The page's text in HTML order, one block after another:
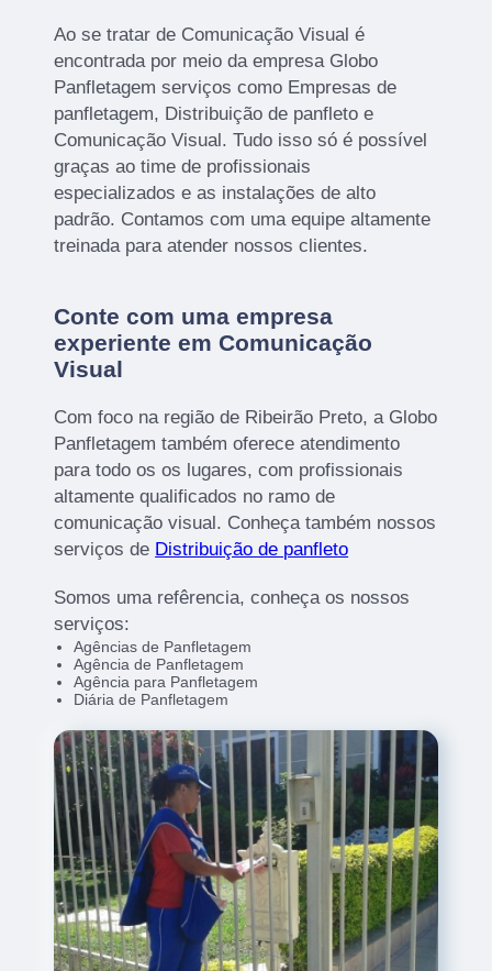
Ao se tratar de Comunicação Visual é
encontrada por meio da empresa Globo
Panfletagem serviços como Empresas de
panfletagem, Distribuição de panfleto e
Comunicação Visual. Tudo isso só é possível
graças ao time de profissionais
especializados e as instalações de alto
padrão. Contamos com uma equipe altamente
treinada para atender nossos clientes.
Conte com uma empresa
experiente em Comunicação
Visual
Com foco na região de Ribeirão Preto, a Globo
Panfletagem também oferece atendimento
para todo os os lugares, com profissionais
altamente qualificados no ramo de
comunicação visual. Conheça também nossos
serviços de Distribuição de panfleto
Somos uma refêrencia, conheça os nossos
serviços:
Agências de Panfletagem
Agência de Panfletagem
Agência para Panfletagem
Diária de Panfletagem